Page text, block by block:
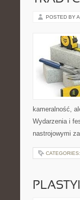
POSTED BY
kameralność,
Wydarzenia i
nastrojowymi
CATEGORIES: